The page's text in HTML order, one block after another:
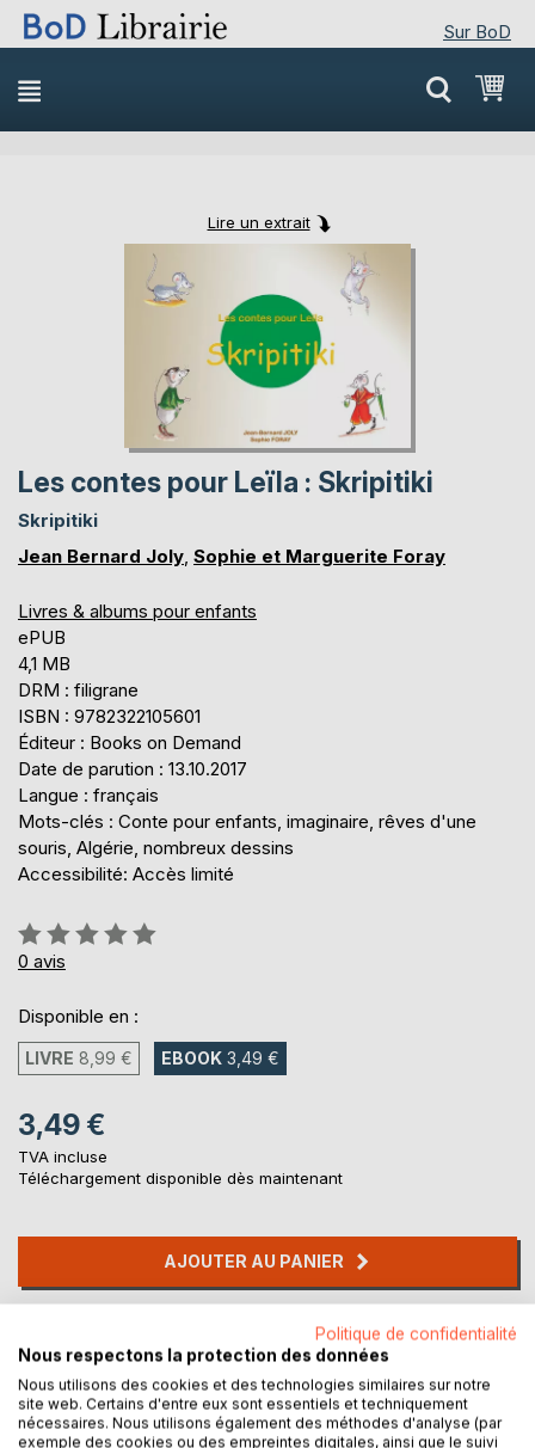
Sur BoD
Skip
to
Content
Lire un extrait
the
end
of
the
gallery
the
beginning
of
the
gallery
Les contes pour Leïla : Skripitiki
Skripitiki
Jean Bernard Joly, Sophie et Marguerite Foray
Livres & albums pour enfants
ePUB
4,1 MB
DRM : filigrane
ISBN : 9782322105601
Éditeur : Books on Demand
Date de parution : 13.10.2017
Langue : français
Mots-clés : Conte pour enfants, imaginaire, rêves d'une
souris, Algérie, nombreux dessins
Accessibilité: Accès limité
Évaluation:
0%
0 avis
Disponible en :
LIVRE 8,99 € EBOOK 3,49 €
3,49 €
TVA incluse
Téléchargement disponible dès maintenant
AJOUTER AU PANIER
Laisser un avis
Politique de confidentialité
Nous respectons la protection des données
Nous utilisons des cookies et des technologies similaires sur notre
site web. Certains d'entre eux sont essentiels et techniquement
nécessaires. Nous utilisons également des méthodes d'analyse (par
exemple des cookies ou des empreintes digitales, ainsi que le suivi